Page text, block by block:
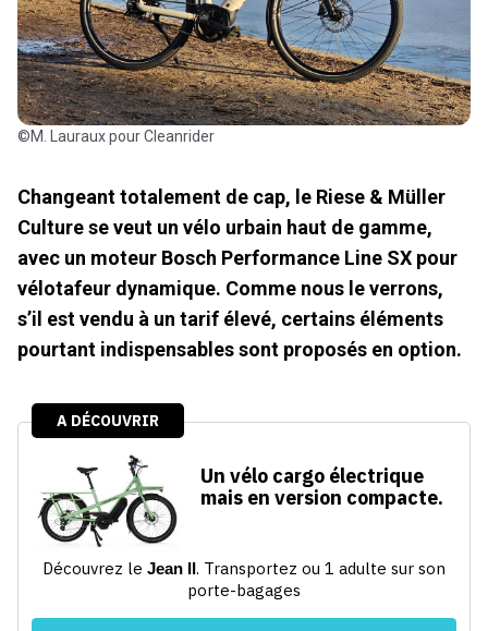
©M. Lauraux pour Cleanrider
Changeant totalement de cap, le Riese & Müller
Culture se veut un vélo urbain haut de gamme,
avec un moteur Bosch Performance Line SX pour
vélotafeur dynamique. Comme nous le verrons,
s’il est vendu à un tarif élevé, certains éléments
pourtant indispensables sont proposés en option.